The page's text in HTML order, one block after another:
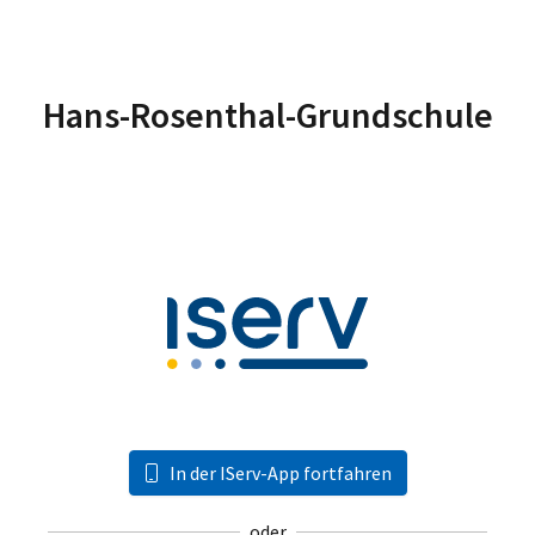
Hans-Rosenthal-Grundschule
In der IServ-App fortfahren